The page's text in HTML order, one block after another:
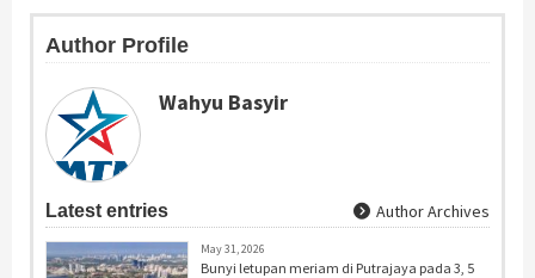
Author Profile
Wahyu Basyir
Latest entries Author Archives
May 31, 2026
Bunyi letupan meriam di Putrajaya pada 3, 5